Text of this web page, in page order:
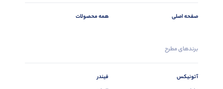
صفحه اصلی همه محصولات
برندهای مطرح
آتونیکس
فیندر